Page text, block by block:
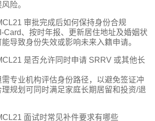
险。
审批完成后如何保持身份合规
Card、按时年报、更新居住地址及婚姻状
导致身份失效或影响未来入籍申请。
是否允许同时申请 SRRV 或其他长
专业机构评估身份路径，以避免签证冲
规划可同时满足家庭长期居留和投资/退
面试时常见补件要求有哪些